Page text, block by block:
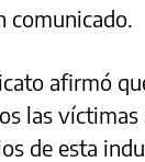
comunicado.
afirmó
las
de esta